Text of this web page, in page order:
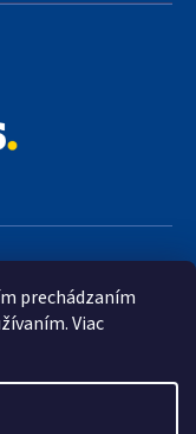
prechádzaním
Viac